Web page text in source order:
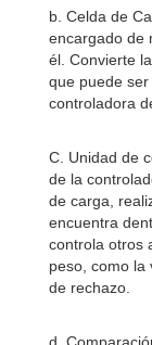
b. Celda de
encargado de
él. Convierte
que puede
controladora
C. Unidad de
de la
de carga,
encuentra
controla otros
peso, como la
de rechazo.